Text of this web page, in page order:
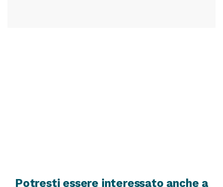
Potresti essere interessato anche a